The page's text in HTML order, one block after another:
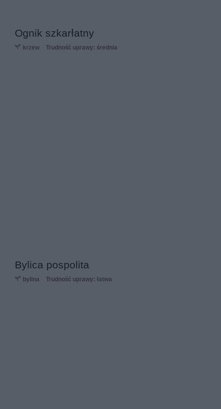
Ognik szkarłatny
krzew Trudność uprawy: średnia
Bylica pospolita
bylina Trudność uprawy: łatwa